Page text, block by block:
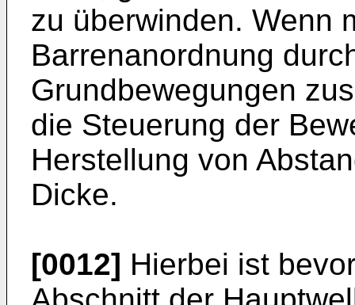
zu überwinden. Wenn
Barrenanordnung
Grundbewegungen
die Steuerung der
Herstellung von
Dicke.
[0012] Hierbei ist